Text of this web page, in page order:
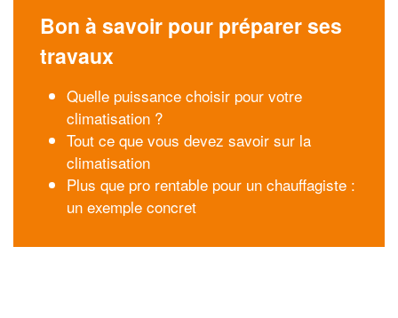
Bon à savoir pour préparer ses
travaux
Quelle puissance choisir pour votre
climatisation ?
Tout ce que vous devez savoir sur la
climatisation
Plus que pro rentable pour un chauffagiste :
un exemple concret